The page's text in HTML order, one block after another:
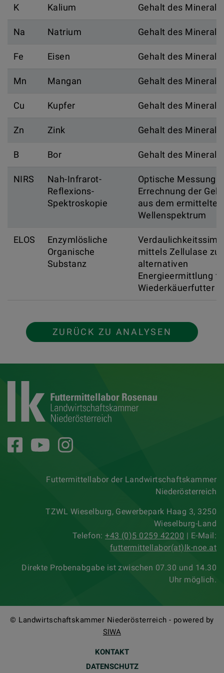
K Kalium Gehalt des
Na Natrium Gehalt des
Fe Eisen Gehalt des
Mn Mangan Gehalt des
Cu Kupfer Gehalt des
Zn Zink Gehalt des
B Bor Gehalt des
NIRS
Nah-Infrarot-
Reflexions-
Spektroskopie
Optische Messung
Errechnung der
aus dem ermittelten
Wellenspektrum
ELOS
Enzymlösliche
Organische
Substanz
mittels Zellulase zur
alternativen
Energieermittlung
Wiederkäuerfutter
ZURÜCK ZU ANALYSEN
Futtermittellabor der Landwirtschaftskammer
Niederösterreich
TZWL Wieselburg, Gewerbepark Haag 3, 3250
Wieselburg-Land
Telefon:+43 (0)5 0259 42200 | E-Mail:
futtermittellabor(at)lk-noe.at
Direkte Probenabgabe ist zwischen 07.30 und 14.30
Uhr möglich.
© Landwirtschaftskammer Niederösterreich - powered by
SIWA
KONTAKT
DATENSCHUTZ